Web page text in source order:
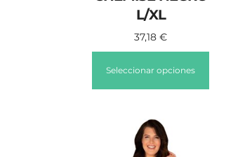
L/XL
37,18€
Seleccionar opciones